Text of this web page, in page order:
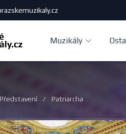
Muzikály
Představení / Patriarcha